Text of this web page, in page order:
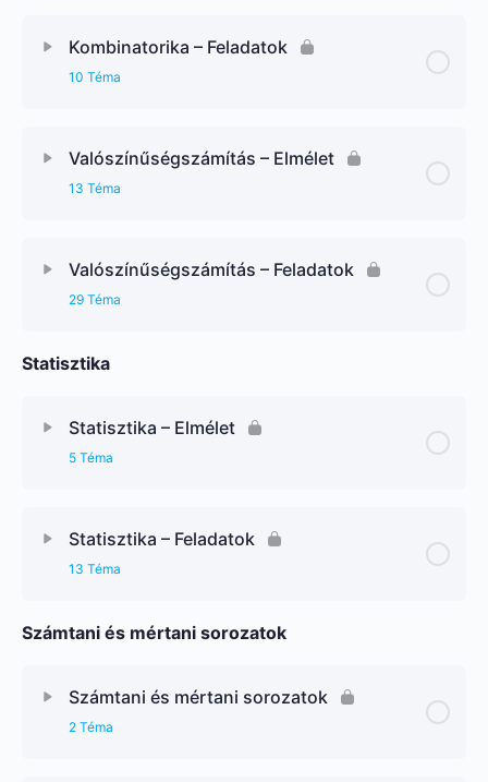
Kombinatorika – Feladatok
10 Téma
Valószínűségszámítás – Elmélet
13 Téma
Valószínűségszámítás – Feladatok
29 Téma
Statisztika
Statisztika – Elmélet
5 Téma
Statisztika – Feladatok
13 Téma
Számtani és mértani sorozatok
Számtani és mértani sorozatok
2 Téma